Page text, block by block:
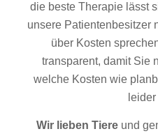
die beste Therapie lässt
unsere Patientenbesitzer
über Kosten
transparent, damit Sie
welche Kosten wie
Wir lieben Tiere und